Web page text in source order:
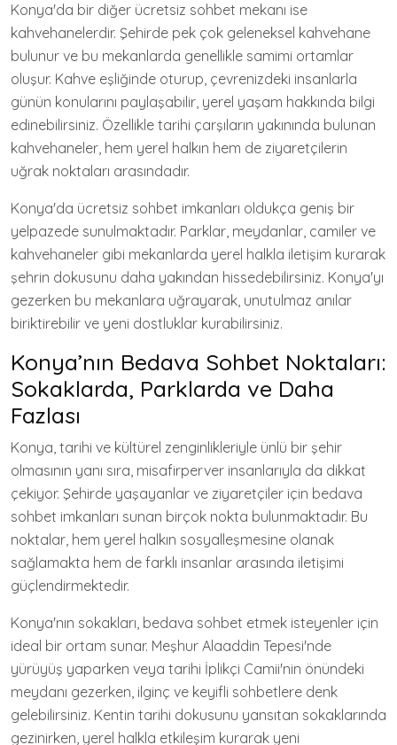
Konya'da bir diğer ücretsiz sohbet mekanı ise
kahvehanelerdir. Şehirde pek çok geleneksel kahvehane
bulunur ve bu mekanlarda genellikle samimi ortamlar
oluşur. Kahve eşliğinde oturup, çevrenizdeki insanlarla
günün konularını paylaşabilir, yerel yaşam hakkında bilgi
edinebilirsiniz. Özellikle tarihi çarşıların yakınında bulunan
kahvehaneler, hem yerel halkın hem de ziyaretçilerin
uğrak noktaları arasındadır.
Konya'da ücretsiz sohbet imkanları oldukça geniş bir
yelpazede sunulmaktadır. Parklar, meydanlar, camiler ve
kahvehaneler gibi mekanlarda yerel halkla iletişim kurarak
şehrin dokusunu daha yakından hissedebilirsiniz. Konya'yı
gezerken bu mekanlara uğrayarak, unutulmaz anılar
biriktirebilir ve yeni dostluklar kurabilirsiniz.
Konya’nın Bedava Sohbet Noktaları:
Sokaklarda, Parklarda ve Daha
Fazlası
Konya, tarihi ve kültürel zenginlikleriyle ünlü bir şehir
olmasının yanı sıra, misafirperver insanlarıyla da dikkat
çekiyor. Şehirde yaşayanlar ve ziyaretçiler için bedava
sohbet imkanları sunan birçok nokta bulunmaktadır. Bu
noktalar, hem yerel halkın sosyalleşmesine olanak
sağlamakta hem de farklı insanlar arasında iletişimi
güçlendirmektedir.
Konya'nın sokakları, bedava sohbet etmek isteyenler için
ideal bir ortam sunar. Meşhur Alaaddin Tepesi'nde
yürüyüş yaparken veya tarihi İplikçi Camii'nin önündeki
meydanı gezerken, ilginç ve keyifli sohbetlere denk
gelebilirsiniz. Kentin tarihi dokusunu yansıtan sokaklarında
gezinirken, yerel halkla etkileşim kurarak yeni